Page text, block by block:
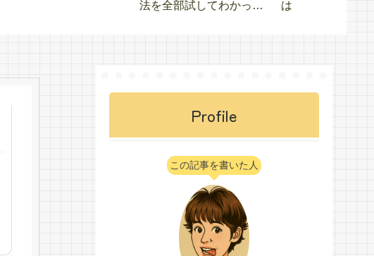
Profile
この記事を書いた人